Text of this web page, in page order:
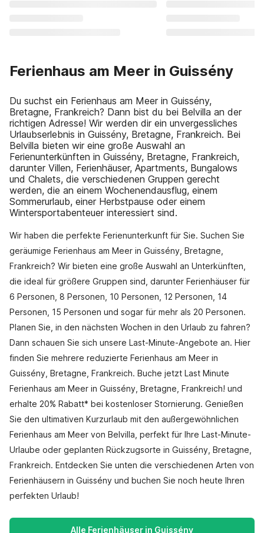
Ferienhaus am Meer in Guissény
Du suchst ein Ferienhaus am Meer in Guissény,
Bretagne, Frankreich? Dann bist du bei Belvilla an der
richtigen Adresse! Wir werden dir ein unvergessliches
Urlaubserlebnis in Guissény, Bretagne, Frankreich. Bei
Belvilla bieten wir eine große Auswahl an
Ferienunterkünften in Guissény, Bretagne, Frankreich,
darunter Villen, Ferienhäuser, Apartments, Bungalows
und Chalets, die verschiedenen Gruppen gerecht
werden, die an einem Wochenendausflug, einem
Sommerurlaub, einer Herbstpause oder einem
Wintersportabenteuer interessiert sind.
Wir haben die perfekte Ferienunterkunft für Sie. Suchen Sie
geräumige Ferienhaus am Meer in Guissény, Bretagne,
Frankreich? Wir bieten eine große Auswahl an Unterkünften,
die ideal für größere Gruppen sind, darunter Ferienhäuser für
6 Personen, 8 Personen, 10 Personen, 12 Personen, 14
Personen, 15 Personen und sogar für mehr als 20 Personen.
Planen Sie, in den nächsten Wochen in den Urlaub zu fahren?
Dann schauen Sie sich unsere Last-Minute-Angebote an. Hier
finden Sie mehrere reduzierte Ferienhaus am Meer in
Guissény, Bretagne, Frankreich. Buche jetzt Last Minute
Ferienhaus am Meer in Guissény, Bretagne, Frankreich! und
erhalte 20% Rabatt* bei kostenloser Stornierung. Genießen
Sie den ultimativen Kurzurlaub mit den außergewöhnlichen
Ferienhaus am Meer von Belvilla, perfekt für Ihre Last-Minute-
Urlaube oder geplanten Rückzugsorte in Guissény, Bretagne,
Frankreich. Entdecken Sie unten die verschiedenen Arten von
Ferienhäusern in Guissény und buchen Sie noch heute Ihren
perfekten Urlaub!
Alle Ferienhäuser in Guissény